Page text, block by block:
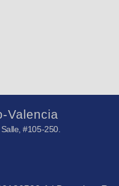
Valencia
#105-250.